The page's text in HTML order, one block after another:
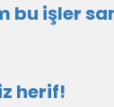
bu işler
herif!